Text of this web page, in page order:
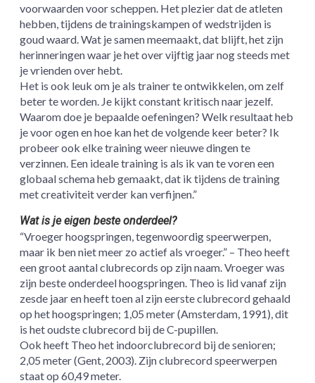
voorwaarden voor scheppen. Het plezier dat de atleten
hebben, tijdens de trainingskampen of wedstrijden is
goud waard. Wat je samen meemaakt, dat blijft, het zijn
herinneringen waar je het over vijftig jaar nog steeds met
je vrienden over hebt.
Het is ook leuk om je als trainer te ontwikkelen, om zelf
beter te worden. Je kijkt constant kritisch naar jezelf.
Waarom doe je bepaalde oefeningen? Welk resultaat heb
je voor ogen en hoe kan het de volgende keer beter? Ik
probeer ook elke training weer nieuwe dingen te
verzinnen. Een ideale training is als ik van te voren een
globaal schema heb gemaakt, dat ik tijdens de training
met creativiteit verder kan verfijnen.”
Wat is je eigen beste onderdeel?
“Vroeger hoogspringen, tegenwoordig speerwerpen,
maar ik ben niet meer zo actief als vroeger.” – Theo heeft
een groot aantal clubrecords op zijn naam. Vroeger was
zijn beste onderdeel hoogspringen. Theo is lid vanaf zijn
zesde jaar en heeft toen al zijn eerste clubrecord gehaald
op het hoogspringen; 1,05 meter (Amsterdam, 1991), dit
is het oudste clubrecord bij de C-pupillen.
Ook heeft Theo het indoorclubrecord bij de senioren;
2,05 meter (Gent, 2003). Zijn clubrecord speerwerpen
staat op 60,49 meter.